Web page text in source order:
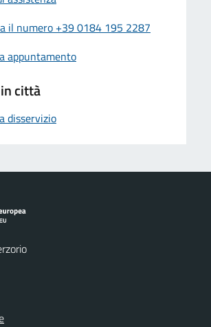
il numero +39 0184 195 2287
appuntamento
città
disservizio